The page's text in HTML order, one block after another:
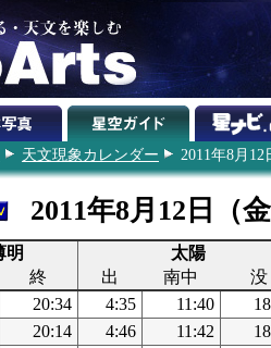
天文現象カレンダー 2011年8月12
2011年8月12日（
明
太陽
終 出 南中
没
20:34 4:35 11:40
20:14 4:46 11:42